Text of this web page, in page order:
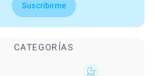
Suscribirme
CATEGORÍAS